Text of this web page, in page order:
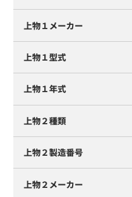
上物１メーカー
上物１型式
上物１年式
上物２種類
上物２製造番号
上物２メーカー